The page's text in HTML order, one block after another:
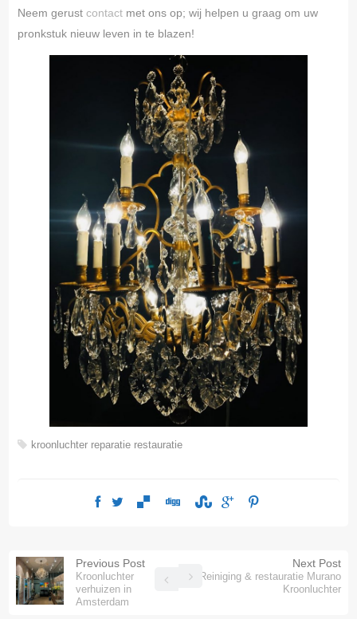
Neem gerust contactmet ons op; wij helpen u graag om uw
pronkstuk nieuw leven in te blazen!
kroonluchter reparatie restauratie
Previous Post
Kroonluchter
verhuizen in
Amsterdam
Next Post
Reiniging & restauratie Murano
Kroonluchter